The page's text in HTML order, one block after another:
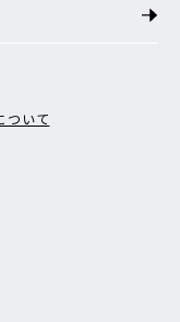
ついて